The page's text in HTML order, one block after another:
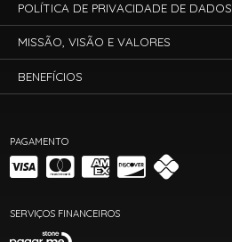
PAGAMENTO
SERVIÇOS FINANCEIROS
POLÍTICA DE PRIVACIDADE DE DADOS
MISSÃO, VISÃO E VALORES
BENEFÍCIOS